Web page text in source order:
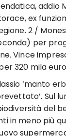
addio
ex
2 /
per
Vince
320 mila euro
‘manto
Sul
del
in meno più